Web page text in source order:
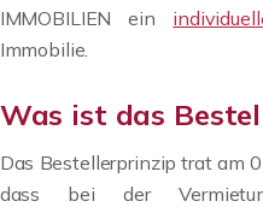
IMMOBILIEN ein
Immobilie.
Was ist das
Das Bestellerprinzip trat am
dass bei der